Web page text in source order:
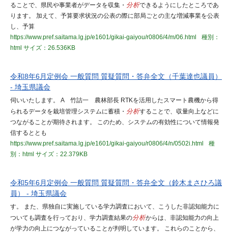
ることで、県民や事業者がデータを収集・ 分析できるようにしたところであ
ります。 加えて、予算要求状況の公表の際に部局ごとの主な増減事業を公表
し、予算
https://www.pref.saitama.lg.jp/e1601/gikai-gaiyou/r0806/4/m/06.html
種別：
html サイズ：26.536KB
令和8年6月定例会 一般質問 質疑質問・答弁全文（千葉達也議員）
- 埼玉県議会
伺いいたします。 A 竹詰一 農林部長 RTKを活用したスマート農機から得
られるデータを栽培管理システムに蓄積・ 分析することで、収量向上などに
つながることが期待されます。 このため、システムの有効性について情報発
信するととも
https://www.pref.saitama.lg.jp/e1601/gikai-gaiyou/r0806/4/n/0502i.html
種
別：html サイズ：22.379KB
令和5年6月定例会 一般質問 質疑質問・答弁全文（鈴木まさひろ議
員） - 埼玉県議会
す。 また、県独自に実施している学力調査において、こうした非認知能力に
ついても調査を行っており、学力調査結果の分析からは、非認知能力の向上
が学力の向上につながっていることが判明しています。 これらのことから、